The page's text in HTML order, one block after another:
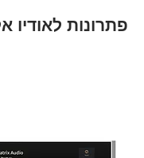
פתרונות לאודיו